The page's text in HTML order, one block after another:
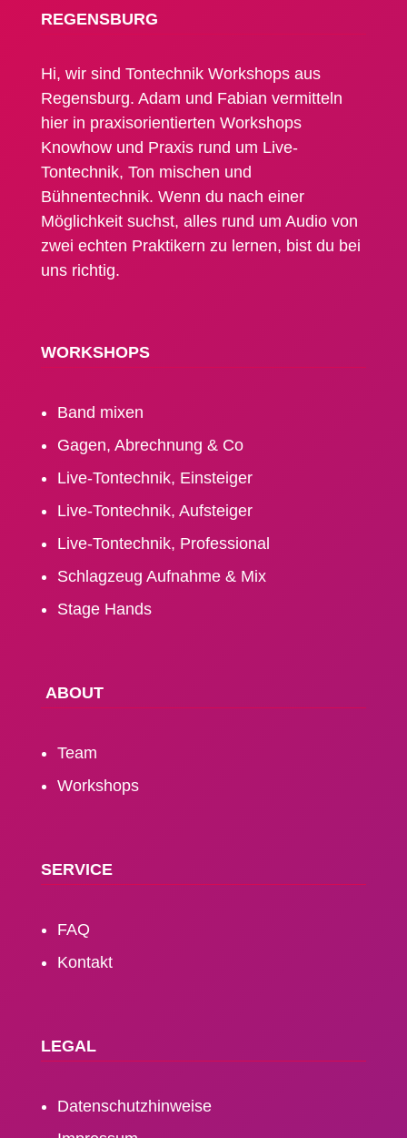
REGENSBURG
Hi, wir sind Tontechnik Workshops aus
Regensburg. Adam und Fabian vermitteln
hier in praxisorientierten Workshops
Knowhow und Praxis rund um Live-
Tontechnik, Ton mischen und
Bühnentechnik. Wenn du nach einer
Möglichkeit suchst, alles rund um Audio von
zwei echten Praktikern zu lernen, bist du bei
uns richtig.
WORK­SHOPS
Band mixen
Gagen, Abrechnung & Co
Live-Tontechnik, Einsteiger
Live-Tontechnik, Aufsteiger
Live-Tontechnik, Professional
Schlagzeug Aufnahme & Mix
Stage Hands
ABOUT
Team
Workshops
SERVICE
FAQ
Kontakt
LEGAL
Daten­schutz­hinweise